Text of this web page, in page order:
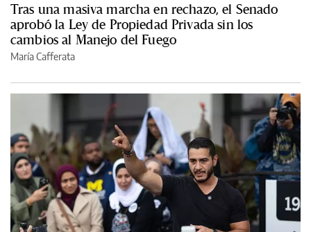
Tras una masiva marcha en rechazo, el Senado
aprobó la Ley de Propiedad Privada sin los
cambios al Manejo del Fuego
María Cafferata